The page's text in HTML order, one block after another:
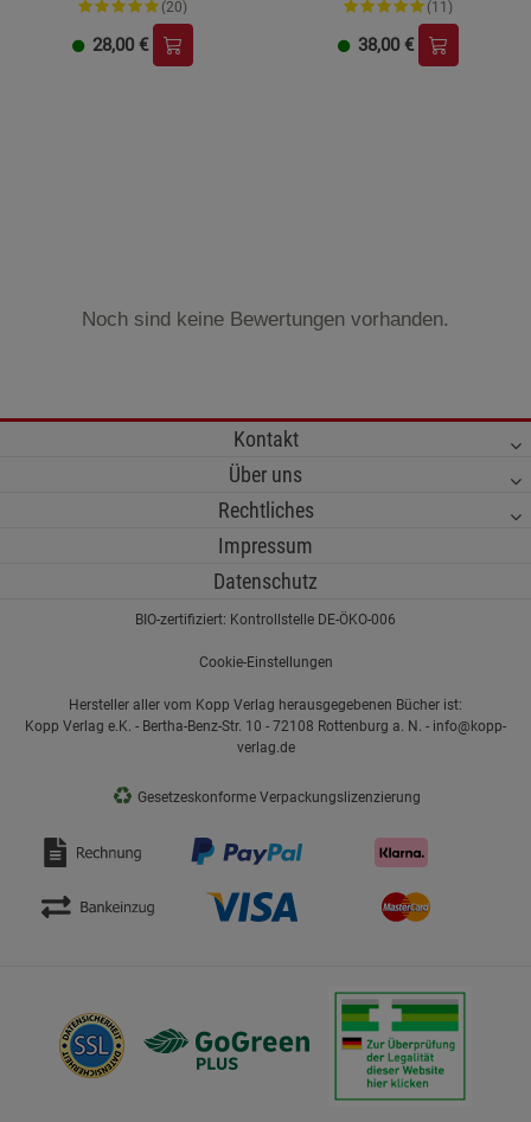
(20)
28,00 €
(11)
38,00 €
Noch sind keine Bewertungen vorhanden.
Kontakt
Über uns
Rechtliches
Impressum
Datenschutz
BIO-zertifiziert: Kontrollstelle DE-ÖKO-006
Cookie-Einstellungen
Hersteller aller vom Kopp Verlag herausgegebenen Bücher ist:
Kopp Verlag e.K. - Bertha-Benz-Str. 10 - 72108 Rottenburg a. N. - info@kopp-
verlag.de
♻ Gesetzeskonforme Verpackungslizenzierung